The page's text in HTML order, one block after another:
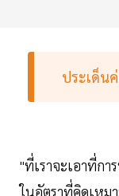
ประเด็น
"ที่เราจะเอาที่กา
ในอัตราที่คิดเหม